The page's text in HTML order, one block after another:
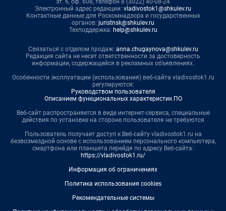
эт. 6, оф. 608, телефон 8 (3022) 40-08-24
Электронный адрес редакции: vladivostok1@shkulev.ru
Контактные данные для Роскомнадзора и государственных
органов: juristnsk@shkulev.ru
Техподдержка: help@shkulev.ru
Связаться с отделом продаж: anna.chugaynova@shkulev.ru
Редакция сайта не несет ответственности за достоверность
информации, содержащейся в рекламных объявлениях.
Особенности эксплуатации (использования) веб-сайта vladivostok1.ru
регулируются:
Руководством пользователя
Описанием функциональных характеристик ПО
Веб-сайт распространяется в виде интернет-сервиса, специальные
действия по установке на стороне пользователя не требуются
Пользователь получает доступ к Веб-сайту vladivostok1.ru на
безвозмездной основе с использованием персонального компьютера,
смартфона или планшета перейдя по адресу Веб-сайта:
https://vladivostok1.ru/
Информация об ограничениях
Политика использования cookies
Рекомендательные системы